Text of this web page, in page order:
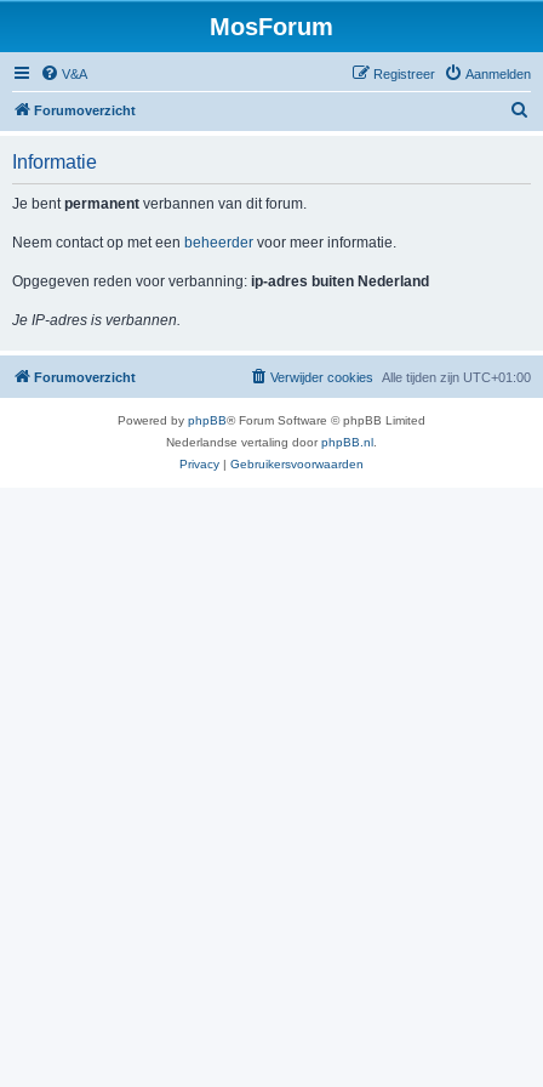
MosForum
V&A Aanmelden
Registreer
Forumoverzicht
Informatie
Je bentpermanent verbannen van dit forum.
Neem contact op met een beheerder voor meer informatie.
Opgegeven reden voor verbanning: ip-adres buiten Nederland
Je IP-adres is verbannen.
Forumoverzicht Alle tijden zijn UTC+01:00
Verwijder cookies
Powered by phpBB® Forum Software © phpBB Limited
Nederlandse vertaling doorphpBB.nl
Privacy | Gebruikersvoorwaarden